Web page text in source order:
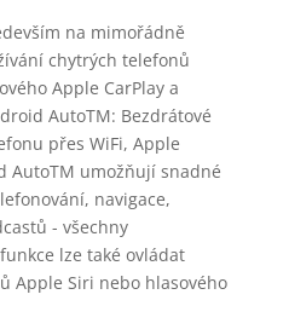
na mimořádně
chytrých telefonů
Apple CarPlay a
AutoTM: Bezdrátové
přes WiFi, Apple
AutoTM umožňují snadné
navigace,
- všechny
lze také ovládat
Apple Siri nebo hlasového